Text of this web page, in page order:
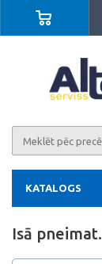
KATALOGS
Isā